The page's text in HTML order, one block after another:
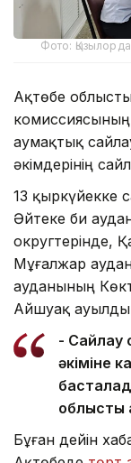
Фото:
Ақтөбе
аумақтық
әкімдерінің
13 қыркүйекке
Әйтеке би
округтерінде,
Мұғалжар
ауданының
Айшуақ
- Сайлау
әкіміне
облыстық
Бұған дейін